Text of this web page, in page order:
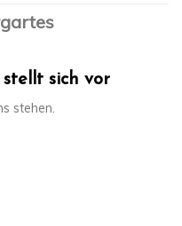
stellt sich vor
stehen.